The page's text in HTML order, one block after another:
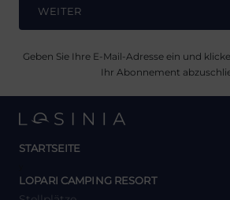
WEITER
Geben Sie Ihre E-Mail-Adresse ein und
Ihr Abonnement
STARTSEITE
LOPARI CAMPING RESORT